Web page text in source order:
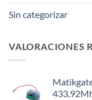
Sin categorizar
VALORACIONES